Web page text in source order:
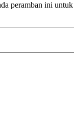
peramban ini untuk